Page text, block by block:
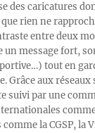
des caricatures
rien ne
entre deux
message fort,
tout en
Grâce aux réseaux
suivi par une
la CGSP, la